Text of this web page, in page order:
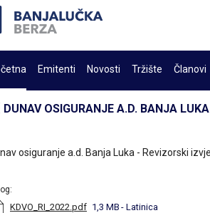
Emitenti Novosti Tržište Članovi
DUNAV OSIGURANJE A.D. BANJA
osiguranje a.d. Banja Luka - Revizorski
KDVO_RI_2022.pdf 1,3 MB - Latinica